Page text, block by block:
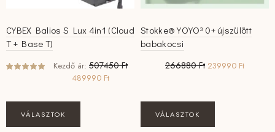
CYBEX Balios S Lux 4in1 (Cloud
T + Base T)
Kezdő ár: 507450Ft
Original
was:
489990 FtCurrent
VÁLASZTOK
Stokke® YOYO³ 0+ újszülött
babakocsi
266880Ft Original
266880 Ft.
239990 FtCurrent
VÁLASZTOK